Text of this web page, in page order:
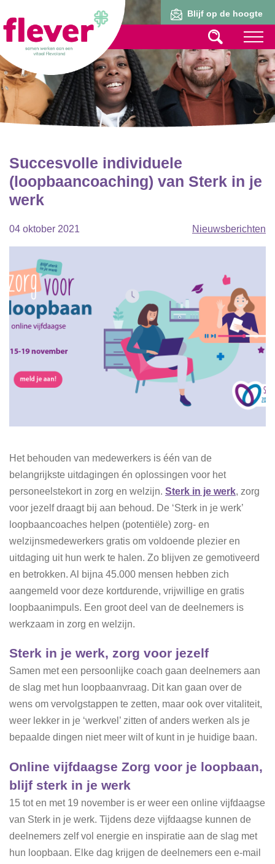
Blijf op de hoogte
Succesvolle individuele
(loopbaancoaching) van Sterk in je
werk
04 oktober 2021 Nieuwsberichten
Het behouden van medewerkers is één van de
belangrijkste uitdagingen én oplossingen voor het
personeelstekort in zorg en welzijn. Sterk in je werk, zorg
voor jezelf draagt bij aan behoud. De ‘Sterk in je werk’
loopbaancoaches helpen (potentiële) zorg- en
welzijnsmedewerkers gratis om voldoende plezier en
uitdaging uit hun werk te halen. Zo blijven ze gemotiveerd
en betrokken. Al bijna 45.000 mensen hebben zich
aangemeld voor deze kortdurende, vrijwillige en gratis
loopbaanimpuls. Een groot deel van de deelnemers is
werkzaam in zorg en welzijn.
Sterk in je werk, zorg voor jezelf
Samen met een persoonlijke coach gaan deelnemers aan
de slag met hun loopbaanvraag. Dit kan gaan over de
wens om vervolgstappen te zetten, maar ook over vitaliteit,
weer lekker in je ‘werkvel’ zitten of anders werken als je
bepaalde dingen niet meer wilt of kunt in je huidige baan.
Online vijfdaagse Zorg voor je loopbaan,
blijf sterk in je werk
15 tot en met 19 november is er weer een online vijfdaagse
van Sterk in je werk. Tijdens deze vijfdaagse kunnen de
deelnemers zelf vol energie en inspiratie aan de slag met
hun loopbaan. Elke dag krijgen de deelnemers een e-mail